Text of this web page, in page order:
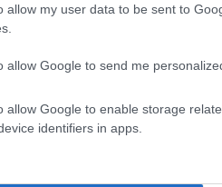
allow my user data to be sent to
allow Google to send me
allow Google to enable storage
identifiers in apps.
Γιατί γίνονταν στο Γαύριο
το «φως, το αληθινό»
μεγάλων έργων! Και στο τέλος